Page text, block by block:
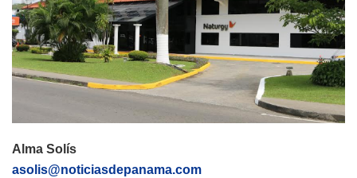
Alma Solís
asolis@noticiasdepanama.com